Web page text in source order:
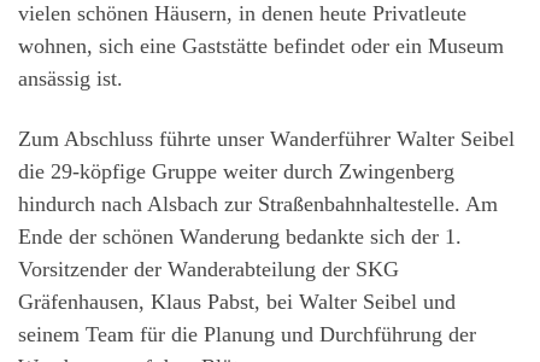
vielen schönen Häusern, in denen heute Privatleute
wohnen, sich eine Gaststätte befindet oder ein Museum
ansässig ist.
Zum Abschluss führte unser Wanderführer Walter Seibel
die 29-köpfige Gruppe weiter durch Zwingenberg
hindurch nach Alsbach zur Straßenbahnhaltestelle. Am
Ende der schönen Wanderung bedankte sich der 1.
Vorsitzender der Wanderabteilung der SKG
Gräfenhausen, Klaus Pabst, bei Walter Seibel und
seinem Team für die Planung und Durchführung der